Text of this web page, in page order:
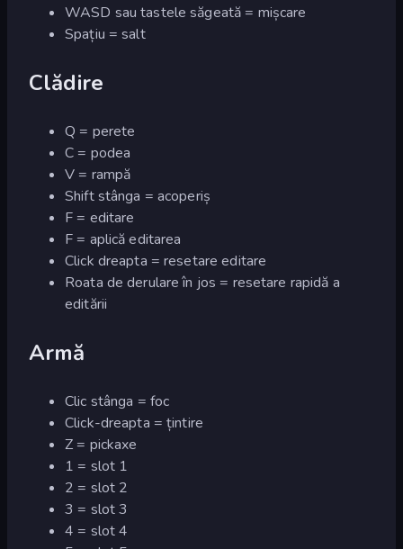
WASD sau tastele săgeată = mișcare
Spațiu = salt
Clădire
Q = perete
C = podea
V = rampă
Shift stânga = acoperiș
F = editare
F = aplică editarea
Click dreapta = resetare editare
Roata de derulare în jos = resetare rapidă a
editării
Armă
Clic stânga = foc
Click-dreapta = țintire
Z = pickaxe
1 = slot 1
2 = slot 2
3 = slot 3
4 = slot 4